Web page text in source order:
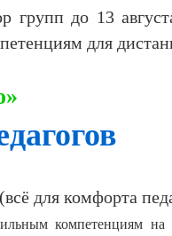
групп до 13
для
(всё для комфорта
компетенциям на